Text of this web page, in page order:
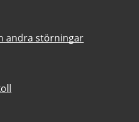
andra störningar